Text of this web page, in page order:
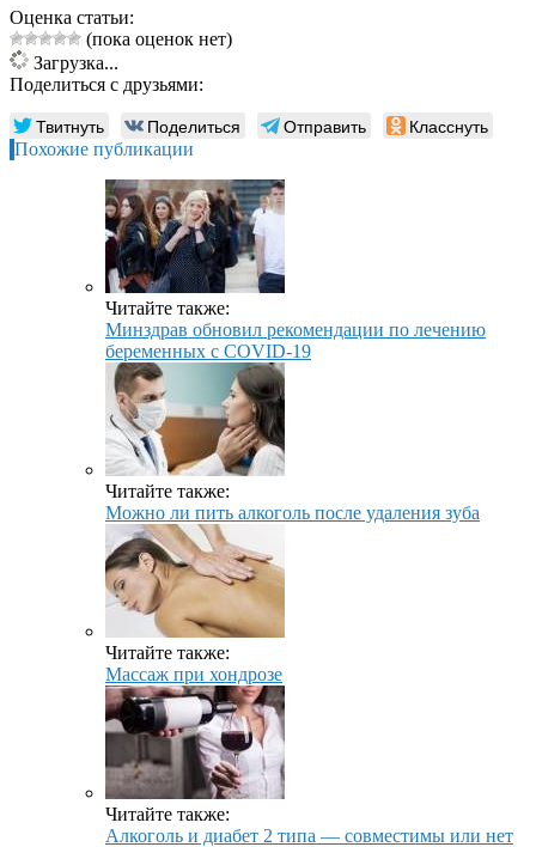
Оценка статьи:
(пока оценок нет)
Загрузка...
Поделиться с друзьями:
Твитнуть Поделиться Отправить Класснуть
Похожие публикации
Читайте также:
Минздрав обновил рекомендации по лечению
беременных с COVID-19
Читайте также:
Можно ли пить алкоголь после удаления зуба
Читайте также:
Массаж при хондрозе
Читайте также:
Алкоголь и диабет 2 типа — совместимы или нет